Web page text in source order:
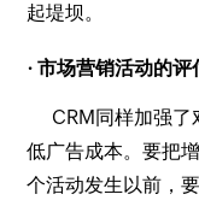
起堤坝。
· 市场营销活动的评
CRM同样加强了
低广告成本。要把
个活动发生以前，